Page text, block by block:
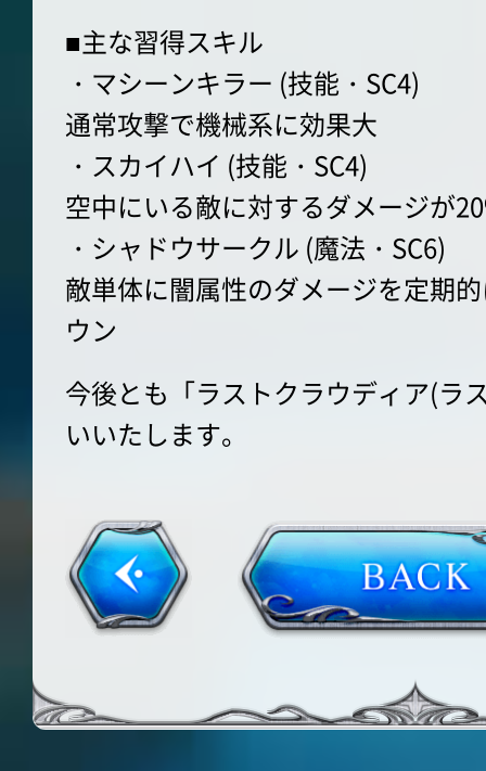
■主な習得スキル
・マシーンキラー (技能・SC4)
通常攻撃で機械系に効果大
・スカイハイ (技能・SC4)
空中にいる敵に対するダメージが
・シャドウサークル (魔法・SC6)
敵単体に闇属性のダメージを定期
ウン
今後とも「ラストクラウディア(ラ
いいたします。